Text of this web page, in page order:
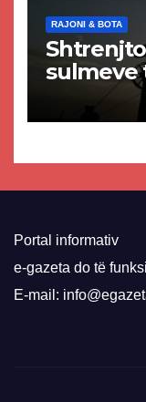
RAJONI & BOTA
sulmeve
Portal informativ
e-gazeta do të
E-mail: